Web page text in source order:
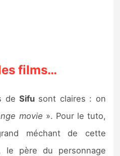
films…
de Sifusont claires : on
movie ». Pour le tuto,
méchant de cette
le père du personnage